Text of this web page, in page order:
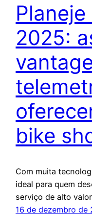
2025:
bike
Com muita
ideal para quem
serviço de alto
16 de dezembro de